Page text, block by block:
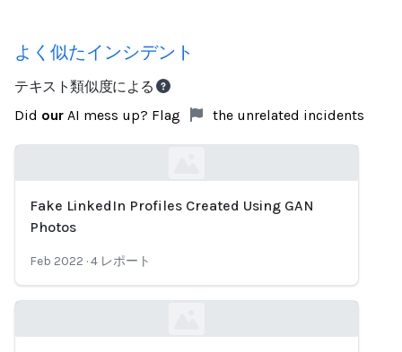
よく似たインシデント
テキスト類似度による
Did our AI mess up? Flag the unrelated incidents
Loading...
Fake LinkedIn Profiles Created Using GAN
Photos
Feb 2022 ·4 レポート